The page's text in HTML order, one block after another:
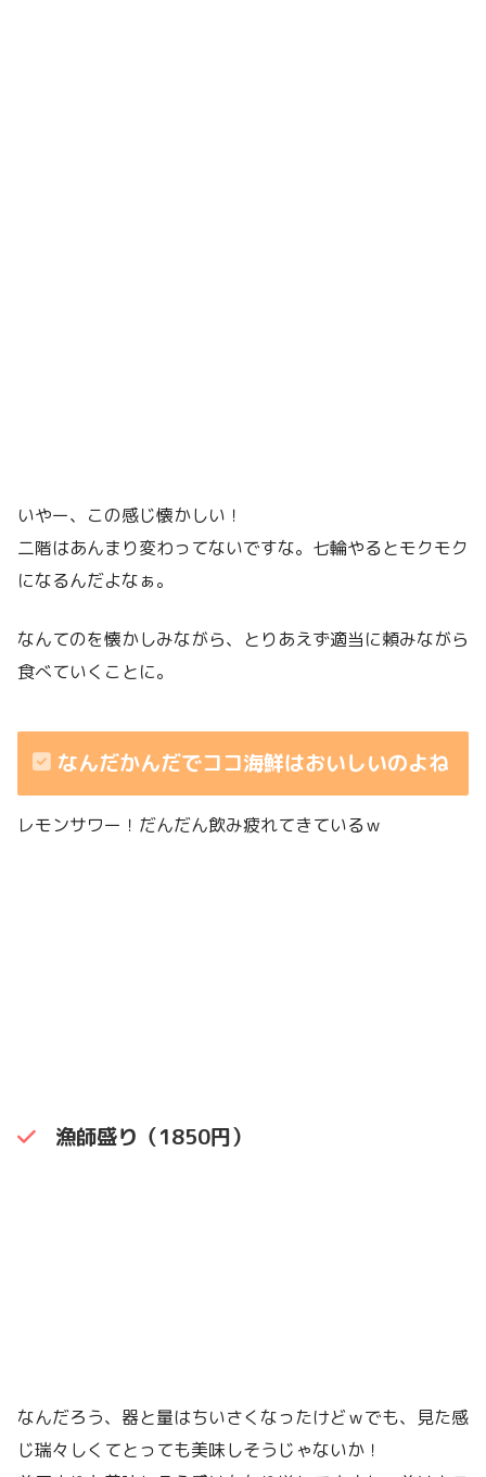
いやー、この感じ懐かしい！
二階はあんまり変わってないですな。七輪やるとモクモク
になるんだよなぁ。
なんてのを懐かしみながら、とりあえず適当に頼みながら
食べていくことに。
なんだかんだでココ海鮮はおいしいのよね
レモンサワー！だんだん飲み疲れてきているｗ
漁師盛り（1850円）
なんだろう、器と量はちいさくなったけどｗでも、見た感
じ瑞々しくてとっても美味しそうじゃないか！